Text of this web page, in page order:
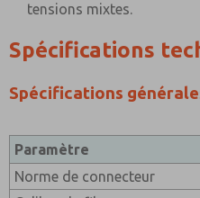
tensions mixtes.
Spécifications
Spécifications
Paramètre
Norme de connecteur